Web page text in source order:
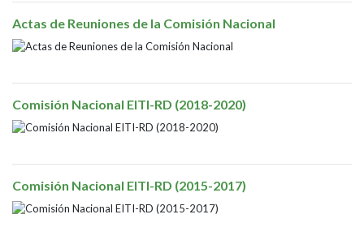
Actas de Reuniones de la Comisión Nacional
Comisión Nacional EITI-RD (2018-2020)
Comisión Nacional EITI-RD (2015-2017)